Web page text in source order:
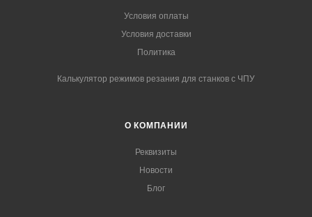
Условия оплаты
Условия доставки
Политика
Калькулятор режимов резания для станков с ЧПУ
О КОМПАНИИ
Реквизиты
Новости
Блог